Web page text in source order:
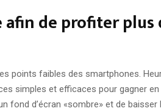
de profiter plus
points faibles des smartphones.
simples et efficaces pour gagner
fond d’écran «sombre» et de baisser